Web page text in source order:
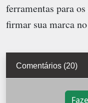
ferramentas para
firmar sua marca
Comentários (20)